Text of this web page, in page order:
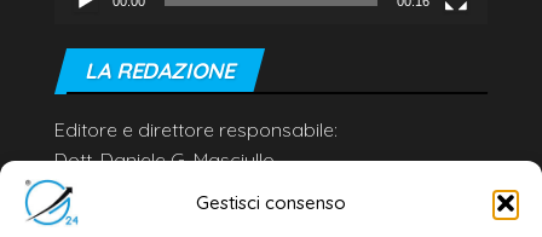
Gestisci consenso
LA REDAZIONE
Editore e direttore responsabile:
Dott. Daniele G. Masciullo
Email:
redazione@galatina24.it